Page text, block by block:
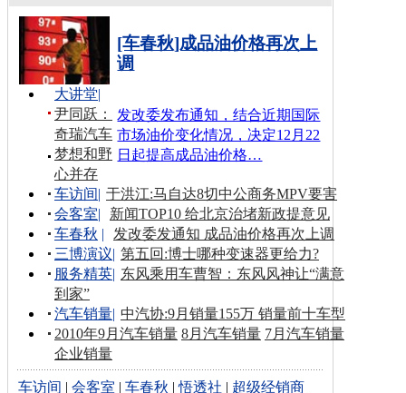
[车春秋]成品油价格再次上
调
发改委发布通知，结合近期国际
市场油价变化情况，决定12月22
日起提高成品油价格…
大讲堂|
尹同跃：
奇瑞汽车
梦想和野
心并存
车访间| 于洪江:马自达8切中公商务MPV要害
会客室|
新闻TOP10 给北京治堵新政提意见
车春秋 |
发改委发通知 成品油价格再次上调
三博演议| 第五回:博士哪种变速器更给力?
服务精英| 东风乘用车曹智：东风风神让“满意
到家”
汽车销量| 中汽协:9月销量155万 销量前十车型
2010年9月汽车销量 8月汽车销量 7月汽车销量
企业销量
车访间 |会客室 |车春秋 |悟透社 | 超级经销商